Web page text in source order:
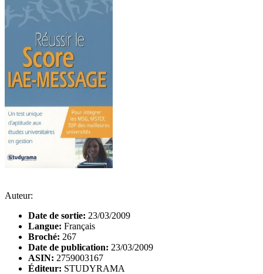
Auteur:
Date de sortie: 23/03/2009
Langue: Français
Broché: 267
Date de publication: 23/03/2009
ASIN: 2759003167
Éditeur: STUDYRAMA